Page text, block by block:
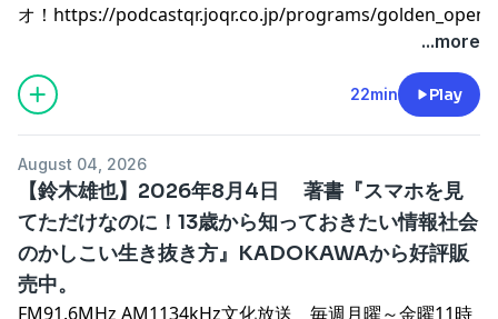
オ！ ⁠⁠⁠⁠⁠⁠⁠⁠⁠⁠⁠⁠⁠⁠⁠⁠⁠⁠⁠⁠⁠⁠⁠⁠⁠⁠⁠⁠⁠⁠⁠⁠⁠⁠⁠⁠⁠⁠⁠⁠⁠⁠⁠⁠⁠⁠⁠⁠⁠⁠⁠⁠⁠⁠⁠⁠⁠⁠⁠⁠⁠⁠⁠⁠⁠⁠⁠⁠⁠⁠⁠⁠⁠⁠⁠⁠⁠⁠⁠⁠⁠⁠⁠⁠⁠⁠⁠⁠⁠⁠⁠⁠⁠⁠⁠⁠⁠⁠⁠⁠⁠⁠⁠⁠⁠⁠⁠⁠⁠⁠⁠⁠⁠⁠⁠⁠⁠⁠⁠⁠⁠⁠⁠⁠⁠⁠⁠⁠⁠⁠⁠⁠⁠⁠⁠⁠⁠⁠⁠⁠⁠⁠⁠⁠⁠⁠⁠⁠⁠⁠⁠⁠⁠⁠⁠⁠⁠⁠⁠https://podcastqr.joqr.co.jp/programs/
...more
22min Play
August 04, 2026
【鈴木雄也】2026年8月4日 著書『スマホを見
てただけなのに！13歳から知っておきたい情報社会
のかしこい生き抜き方』KADOKAWAから好評販
売中。
FM91.6MHz AM1134kHz文化放送 毎週月曜～金曜11時